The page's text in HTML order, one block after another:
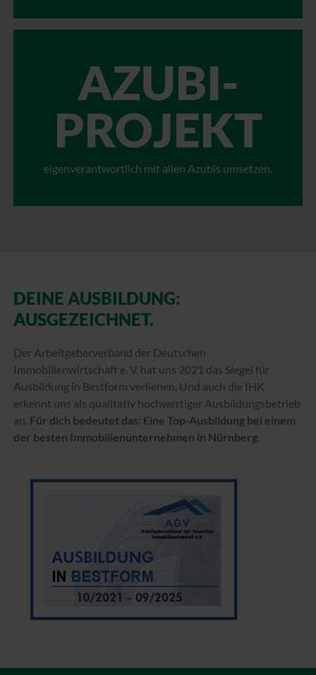
AZUBI-
PROJEKT
eigenverantwortlich mit allen Azubis umsetzen.
DEINE AUSBILDUNG:
AUSGEZEICHNET.
Der Arbeitgeberverband der Deutschen
Immobilienwirtschaft e. V. hat uns 2021 das Siegel für
Ausbildung in Bestform verliehen. Und auch die IHK
erkennt uns als qualitativ hochwertiger Ausbildungsbetrieb
an. Für dich bedeutet das: Eine Top-Ausbildung bei einem
der besten Immobilienunternehmen in Nürnberg.